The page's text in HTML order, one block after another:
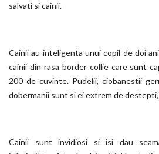
salvati si cainii.
Cainii au inteligenta unui copil de doi
cainii din rasa border collie care sunt
200 de cuvinte. Pudelii, ciobanestii
dobermanii sunt si ei extrem de
Cainii sunt invidiosi si isi dau